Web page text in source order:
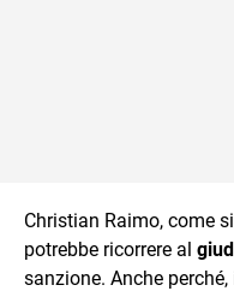
Christian Raimo, come
potrebbe ricorrere al
sanzione. Anche